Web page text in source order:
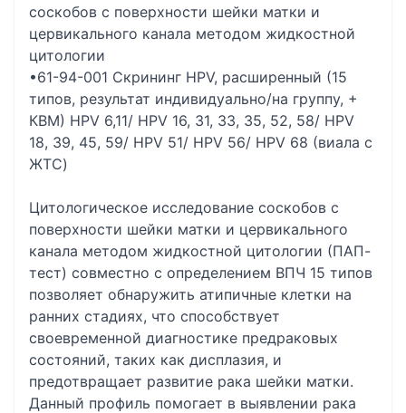
соскобов с поверхности шейки матки и
цервикального канала методом жидкостной
цитологии
•61-94-001 Скрининг HPV, расширенный (15
типов, результат индивидуально/на группу, +
КВМ) HPV 6,11/ HPV 16, 31, 33, 35, 52, 58/ HPV
18, 39, 45, 59/ HPV 51/ HPV 56/ HPV 68 (виала с
ЖТС)
Цитологическое исследование соскобов с
поверхности шейки матки и цервикального
канала методом жидкостной цитологии (ПАП-
тест) совместно с определением ВПЧ 15 типов
позволяет обнаружить атипичные клетки на
ранних стадиях, что способствует
своевременной диагностике предраковых
состояний, таких как дисплазия, и
предотвращает развитие рака шейки матки.
Данный профиль помогает в выявлении рака